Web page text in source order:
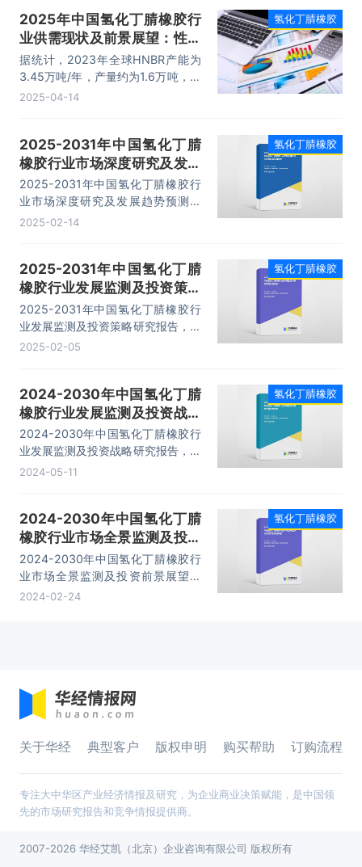
2025年中国氢化丁腈橡胶行
业供需现状及前景展望：性能
优势突出，发展潜力巨大
「图」
据统计，2023年全球HNBR产能为
3.45万吨/年，产量约为1.6万吨，装
置平均开工率为46%。目前美国、
比为29%。
2025-04-14
氢化丁腈橡胶
2025-2031年中国氢化丁腈
橡胶行业市场深度研究及发展
趋势预测报告
2025-2031年中国氢化丁腈橡胶行
业市场深度研究及发展趋势预测报
告，主要包括行业进出口分析、重点
2025-02-14
氢化丁腈橡胶
2025-2031年中国氢化丁腈
橡胶行业发展监测及投资策略
研究报告
2025-2031年中国氢化丁腈橡胶行
业发展监测及投资策略研究报告，主
要包括企业及竞争格局、投资建议、
2025-02-05
氢化丁腈橡胶
2024-2030年中国氢化丁腈
橡胶行业发展监测及投资战略
研究报告
2024-2030年中国氢化丁腈橡胶行
业发展监测及投资战略研究报告，主
要包括行业市场竞争分析、竞争力分
2024-05-11
氢化丁腈橡胶
2024-2030年中国氢化丁腈
橡胶行业市场全景监测及投资
前景展望报告
2024-2030年中国氢化丁腈橡胶行
业市场全景监测及投资前景展望报
告，主要包括行业进出口分析、重点
2024-02-24
氢化丁腈橡胶
关于华经 典型客户 版权申明 购买帮助 订购流程
专注大中华区产业经济情报及研究，为企业商业决策赋能，是中国领
先的市场研究报告和竞争情报提供商。
2007-2026 华经艾凯（北京）企业咨询有限公司 版权所有